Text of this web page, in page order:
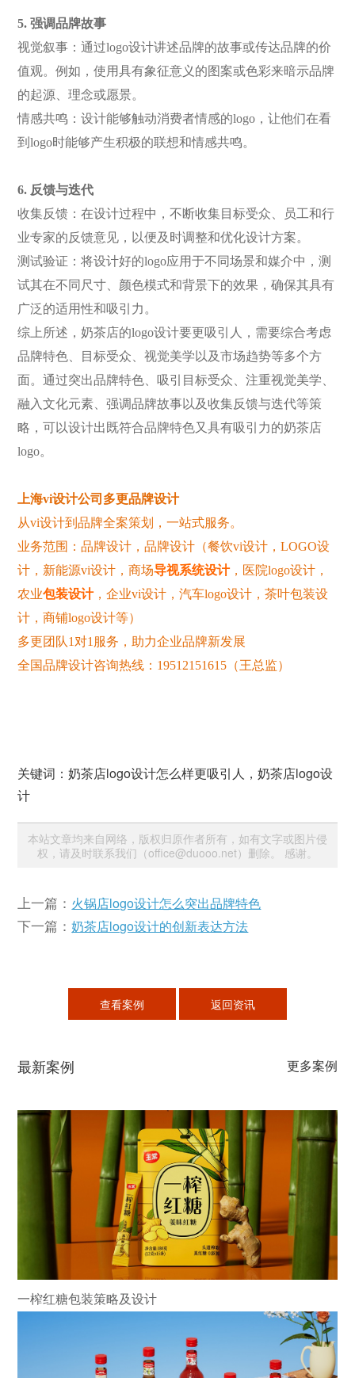
5. 强调品牌故事
视觉叙事：通过logo设计讲述品牌的故事或传达品牌的价
值观。例如，使用具有象征意义的图案或色彩来暗示品牌
的起源、理念或愿景。
情感共鸣：设计能够触动消费者情感的logo，让他们在看
到logo时能够产生积极的联想和情感共鸣。
6. 反馈与迭代
收集反馈：在设计过程中，不断收集目标受众、员工和行
业专家的反馈意见，以便及时调整和优化设计方案。
测试验证：将设计好的logo应用于不同场景和媒介中，测
试其在不同尺寸、颜色模式和背景下的效果，确保其具有
广泛的适用性和吸引力。
综上所述，奶茶店的logo设计要更吸引人，需要综合考虑
品牌特色、目标受众、视觉美学以及市场趋势等多个方
面。通过突出品牌特色、吸引目标受众、注重视觉美学、
融入文化元素、强调品牌故事以及收集反馈与迭代等策
略，可以设计出既符合品牌特色又具有吸引力的奶茶店
logo。
上海vi设计公司多更品牌设计
从vi设计到品牌全案策划
，一站式服务。
业务范围：品牌设计 ，品牌设计（餐饮vi设计，LOGO设
计， 新能源vi设计 ，商场导视系统设计，医院logo设计，
农业包装设计，企业vi设计 ，汽车logo设计，茶叶包装设
计 ，商铺logo设计等）
多更团队1对1服务，助力企业品牌新发展
全国品牌设计咨询热线： 19512151615（王总监）
关键词：奶茶店logo设计怎么样更吸引人，奶茶店logo设
计
本站文章均来自网络，版权归原作者所有，如有文字或图片侵
权，请及时联系我们（office@duooo.net）删除。 感谢。
上一篇： 火锅店logo设计怎么突出品牌特色
下一篇：奶茶店logo设计的创新表达方法
查看案例 返回资讯
最新案例 更多案例
一榨红糖包装策略及设计